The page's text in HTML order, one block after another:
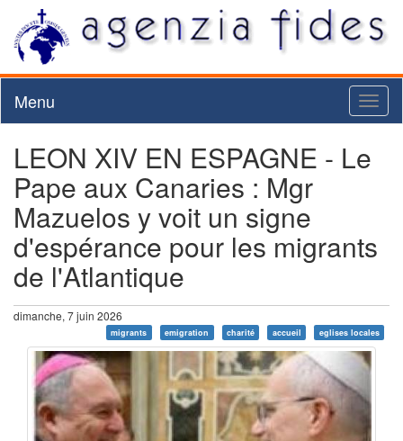
Menu
LEON XIV EN ESPAGNE - Le
Pape aux Canaries : Mgr
Mazuelos y voit un signe
d'espérance pour les migrants
de l'Atlantique
dimanche, 7 juin 2026
migrants emigration charité accueil eglises locales